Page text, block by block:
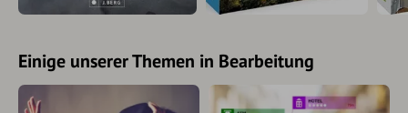
Einige unserer Themen in Bearbeitung